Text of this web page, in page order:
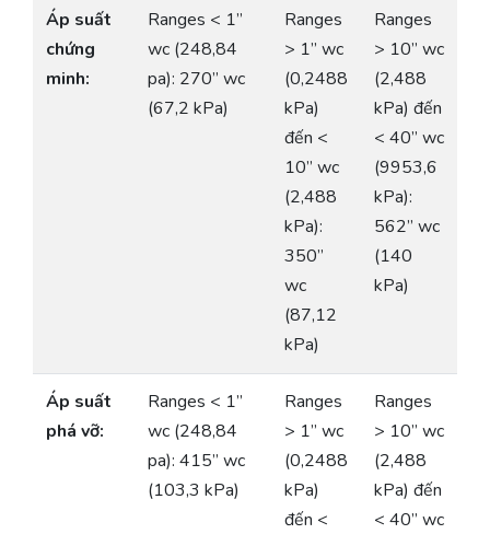
Áp suất
chứng
minh:
Ranges < 1”
wc (248,84
pa): 270” wc
(67,2 kPa)
Ranges
> 1” wc
(0,2488
kPa)
đến <
10” wc
(2,488
kPa):
350”
wc
(87,12
kPa)
Ranges
> 10” wc
(2,488
kPa) đến
< 40” wc
(9953,6
kPa):
562” wc
(140
kPa)
Áp suất
phá vỡ:
Ranges < 1”
wc (248,84
pa): 415” wc
(103,3 kPa)
Ranges
> 1” wc
(0,2488
kPa)
đến <
Ranges
> 10” wc
(2,488
kPa) đến
< 40” wc